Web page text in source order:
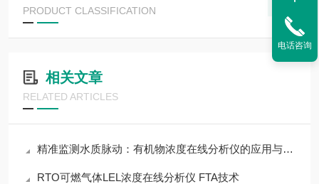
PRODUCT CLASSIFICATION
相关文章
RELATED ARTICLES
精准监测水质脉动：有机物浓度在线分析仪的应用与价值
RTO可燃气体LEL浓度在线分析仪 FTA技术
电话咨询